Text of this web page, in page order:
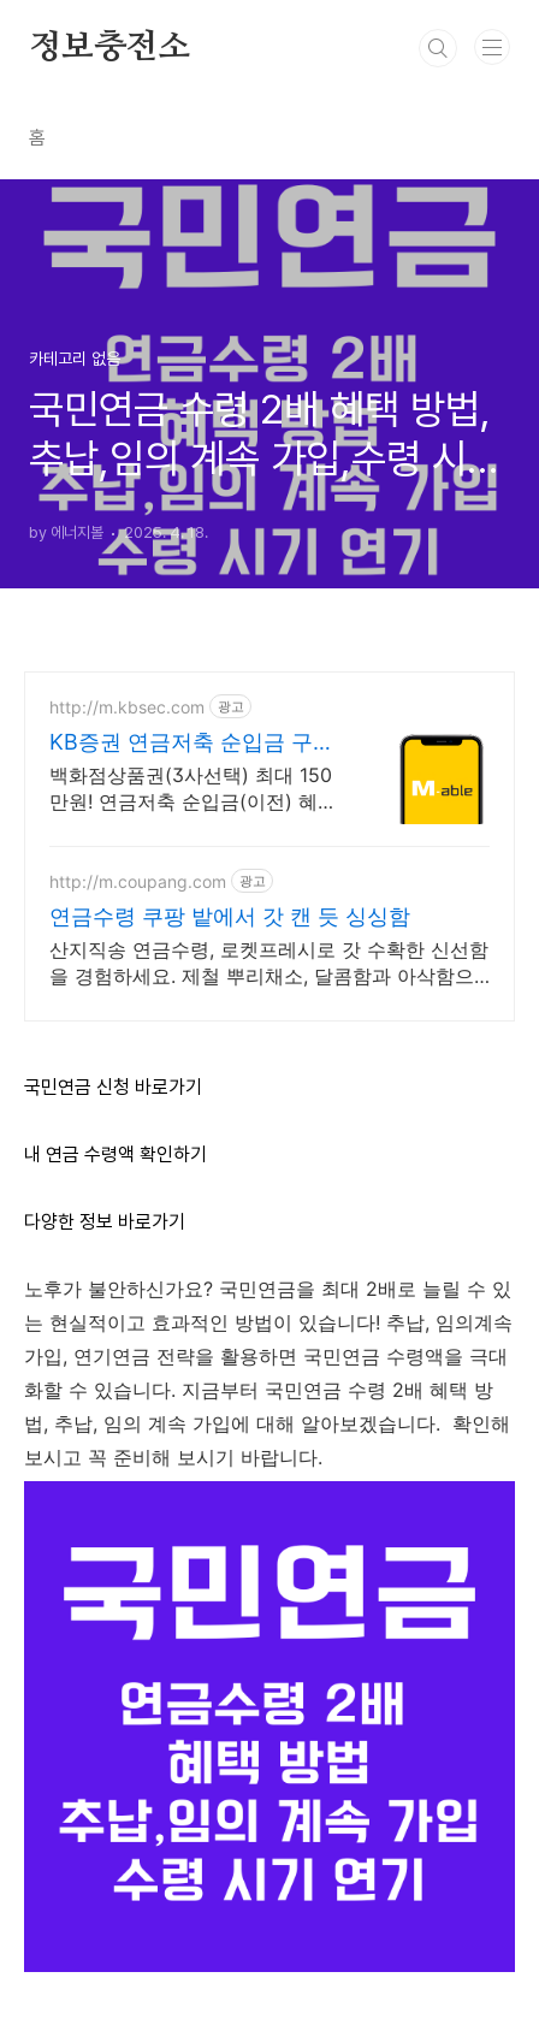
정보충전소
홈
카테고리 없음
국민연금 수령 2배 혜택 방법,
추납,임의 계속 가입,수령 시기
연기
by 에너지볼 2025. 4. 18.
http://m.kbsec.com 광고
KB증권 연금저축 순입금 구간
별 상품권 혜택
백화점상품권(3사선택) 최대 150
만원! 연금저축 순입금(이전) 혜택
원 쿠폰받기(조건 충족 시)
http://m.coupang.com 광고
연금수령 쿠팡 밭에서 갓 캔 듯 싱싱함
산지직송 연금수령, 로켓프레시로 갓 수확한 신선함
을 경험하세요. 제철 뿌리채소, 달콤함과 아삭함으
국민연금 신청 바로가기
내 연금 수령액 확인하기
다양한 정보 바로가기
노후가 불안하신가요? 국민연금을 최대 2배로 늘릴 수 있
는 현실적이고 효과적인 방법이 있습니다! 추납, 임의계속
가입, 연기연금 전략을 활용하면 국민연금 수령액을 극대
화할 수 있습니다. 지금부터 국민연금 수령 2배 혜택 방
법, 추납, 임의 계속 가입에 대해 알아보겠습니다. 확인해
보시고 꼭 준비해 보시기 바랍니다.